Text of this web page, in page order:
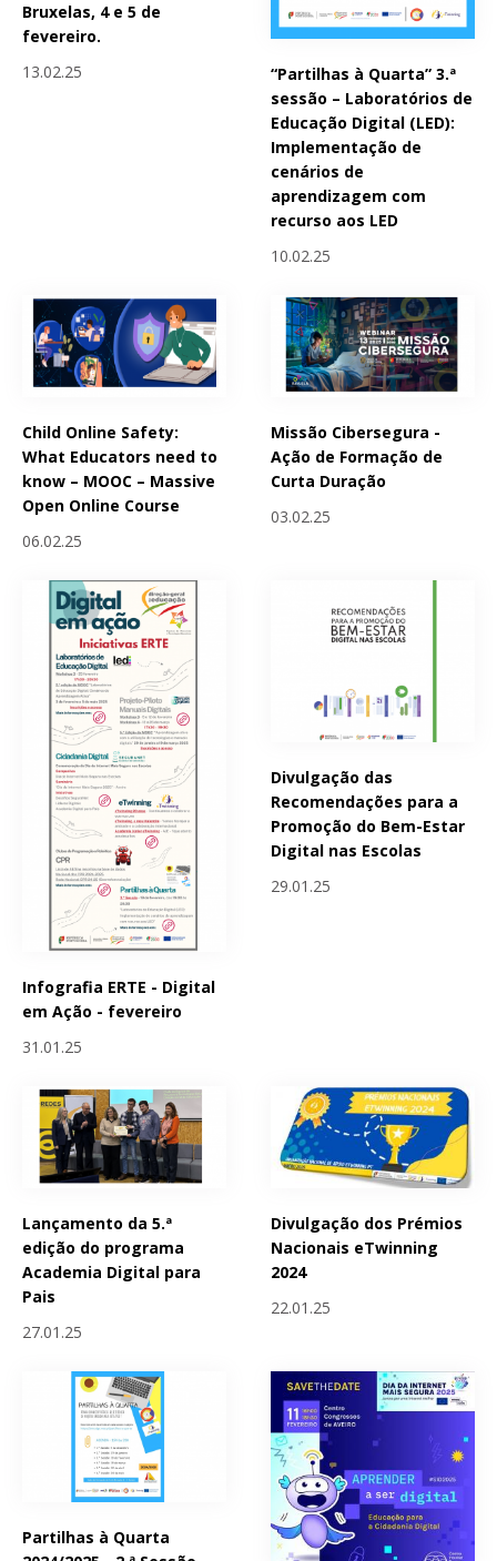
Bruxelas, 4 e 5 de
fevereiro.
13.02.25
“Partilhas à Quarta” 3.ª
sessão – Laboratórios de
Educação Digital (LED):
Implementação de
cenários de
aprendizagem com
recurso aos LED
10.02.25
Child Online Safety:
What Educators need to
know – MOOC – Massive
Open Online Course
06.02.25
Missão Cibersegura -
Ação de Formação de
Curta Duração
03.02.25
Infografia ERTE - Digital
em Ação - fevereiro
31.01.25
Divulgação das
Recomendações para a
Promoção do Bem-Estar
Digital nas Escolas
29.01.25
Lançamento da 5.ª
edição do programa
Academia Digital para
Pais
27.01.25
Divulgação dos Prémios
Nacionais eTwinning
2024
22.01.25
Partilhas à Quarta